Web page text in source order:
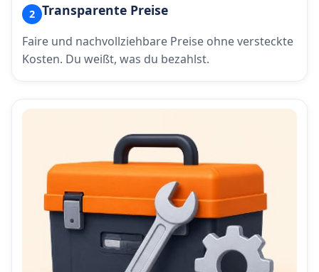
2 Transparente Preise
Faire und nachvollziehbare Preise ohne versteckte
Kosten. Du weißt, was du bezahlst.